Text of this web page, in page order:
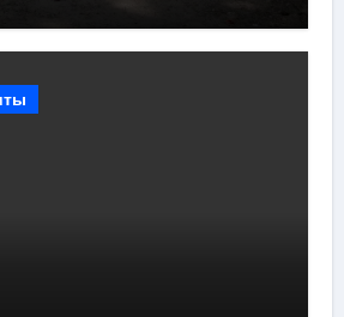
и обустройства